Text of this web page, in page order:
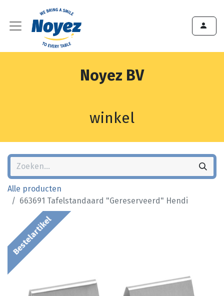
Noyez BV
winkel
Alle producten
663691 Tafelstandaard "Gereserveerd" Hendi
Bestelartikel